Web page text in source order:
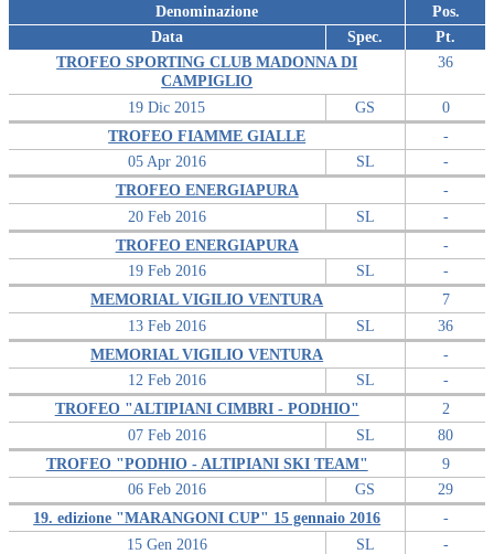
Data
Denominazione
Spec.
Pos.
Pt.
19 Dic 2015
TROFEO SPORTING CLUB MADONNA DI
CAMPIGLIO
GS
36
0
05 Apr 2016
TROFEO FIAMME GIALLE
SL
-
-
20 Feb 2016
TROFEO ENERGIAPURA
SL
-
-
19 Feb 2016
TROFEO ENERGIAPURA
SL
-
-
13 Feb 2016
MEMORIAL VIGILIO VENTURA
SL
7
36
12 Feb 2016
MEMORIAL VIGILIO VENTURA
SL
-
-
07 Feb 2016
TROFEO "ALTIPIANI CIMBRI - PODHIO"
SL
2
80
06 Feb 2016
TROFEO "PODHIO - ALTIPIANI SKI TEAM"
GS
9
29
15 Gen 2016
19. edizione "MARANGONI CUP" 15 gennaio 2016
SL
-
-